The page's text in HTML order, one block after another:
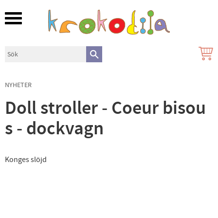
Meny
NYHETER
Doll stroller - Coeur bisou
s - dockvagn
Konges slöjd